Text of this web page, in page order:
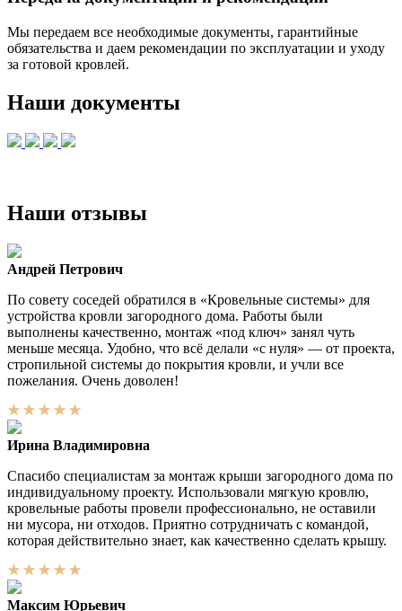
Мы передаем все необходимые документы, гарантийные
обязательства и даем рекомендации по эксплуатации и уходу
за готовой кровлей.
Наши документы
Наши отзывы
Андрей Петрович
По совету соседей обратился в «Кровельные системы» для
устройства кровли загородного дома. Работы были
выполнены качественно, монтаж «под ключ» занял чуть
меньше месяца. Удобно, что всё делали «с нуля» — от проекта,
стропильной системы до покрытия кровли, и учли все
пожелания. Очень доволен!
Ирина Владимировна
Спасибо специалистам за монтаж крыши загородного дома по
индивидуальному проекту. Использовали мягкую кровлю,
кровельные работы провели профессионально, не оставили
ни мусора, ни отходов. Приятно сотрудничать с командой,
которая действительно знает, как качественно сделать крышу.
Максим Юрьевич